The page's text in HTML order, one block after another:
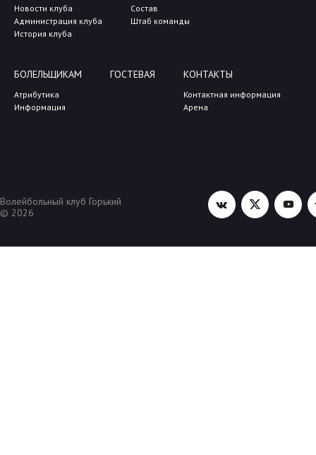
Новости клуба
Администрация клуба
История клуба
Состав
Штаб команды
БОЛЕЛЬЩИКАМ
Атрибутика
Информация
ГОСТЕВАЯ КОНТАКТЫ
Контактная информация
Арена
Волейбольный клуб Горький
© 2026